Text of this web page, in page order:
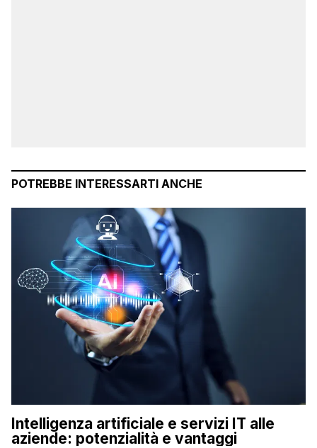
POTREBBE INTERESSARTI ANCHE
Intelligenza artificiale e servizi IT alle
aziende: potenzialità e vantaggi